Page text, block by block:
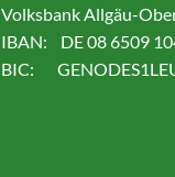
Volksbank Allgäu-
IBAN: DE 08 6509
BIC: